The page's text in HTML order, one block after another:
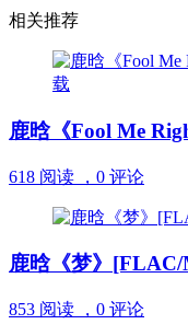
相关推荐
鹿晗《Fool Me
618 阅读 ， 0 评论
鹿晗《梦》
853 阅读 ， 0 评论